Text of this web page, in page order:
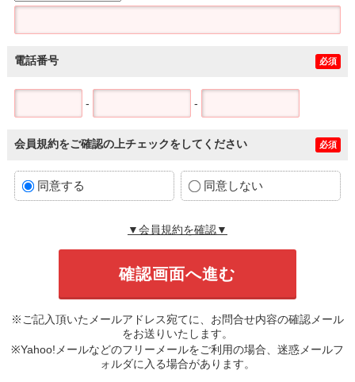
電話番号 必須
- -
会員規約をご確認の上チェックをしてください 必須
同意する 同意しない
▼会員規約を確認▼
※ご記入頂いたメールアドレス宛てに、お問合せ内容の確認メール
をお送りいたします。
※Yahoo!メールなどのフリーメールをご利用の場合、迷惑メールフ
ォルダに入る場合があります。